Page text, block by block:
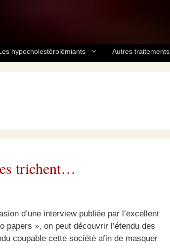
hypocholestérolémiants Autres traitements
trichent…
d’une interview publiée par l’excellent
papers », on peut découvrir l’étendu des
coupable cette société afin de masquer